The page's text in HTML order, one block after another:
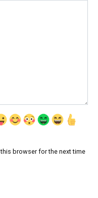
browser for the next time